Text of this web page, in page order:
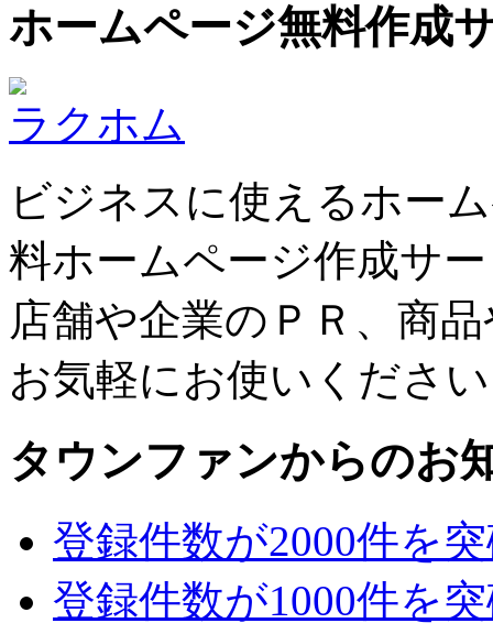
ホームページ無料作成
ラクホム
ビジネスに使えるホー
料ホームページ作成サ
店舗や企業のＰＲ、商
お気軽にお使いくださ
タウンファンからのお
登録件数が2000件を
登録件数が1000件を